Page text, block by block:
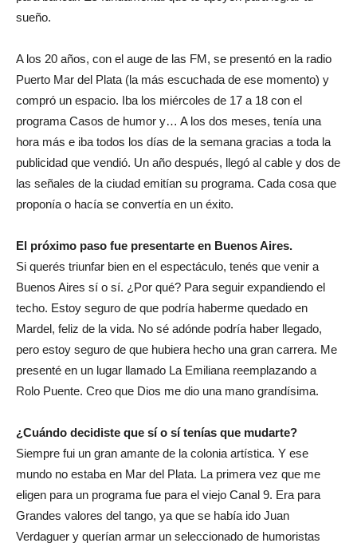
sueño.
A los 20 años, con el auge de las FM, se presentó en la radio
Puerto Mar del Plata (la más escuchada de ese momento) y
compró un espacio. Iba los miércoles de 17 a 18 con el
programa Casos de humor y… A los dos meses, tenía una
hora más e iba todos los días de la semana gracias a toda la
publicidad que vendió. Un año después, llegó al cable y dos de
las señales de la ciudad emitían su programa. Cada cosa que
proponía o hacía se convertía en un éxito.
El próximo paso fue presentarte en Buenos Aires.
Si querés triunfar bien en el espectáculo, tenés que venir a
Buenos Aires sí o sí. ¿Por qué? Para seguir expandiendo el
techo. Estoy seguro de que podría haberme quedado en
Mardel, feliz de la vida. No sé adónde podría haber llegado,
pero estoy seguro de que hubiera hecho una gran carrera. Me
presenté en un lugar llamado La Emiliana reemplazando a
Rolo Puente. Creo que Dios me dio una mano grandísima.
¿Cuándo decidiste que sí o sí tenías que mudarte?
Siempre fui un gran amante de la colonia artística. Y ese
mundo no estaba en Mar del Plata. La primera vez que me
eligen para un programa fue para el viejo Canal 9. Era para
Grandes valores del tango, ya que se había ido Juan
Verdaguer y querían armar un seleccionado de humoristas